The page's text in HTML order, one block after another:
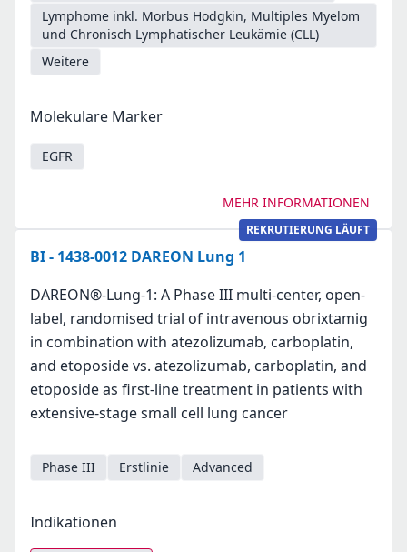
Lymphome inkl. Morbus Hodgkin, Multiples Myelom
und Chronisch Lymphatischer Leukämie (CLL)
Weitere
Molekulare Marker
EGFR
MEHR INFORMATIONEN
REKRUTIERUNG LÄUFT
BI - 1438-0012 DAREON Lung 1
DAREON®-Lung-1: A Phase III multi-center, open-
label, randomised trial of intravenous obrixtamig
in combination with atezolizumab, carboplatin,
and etoposide vs. atezolizumab, carboplatin, and
etoposide as first-line treatment in patients with
extensive-stage small cell lung cancer
Phase III Erstlinie Advanced
Indikationen